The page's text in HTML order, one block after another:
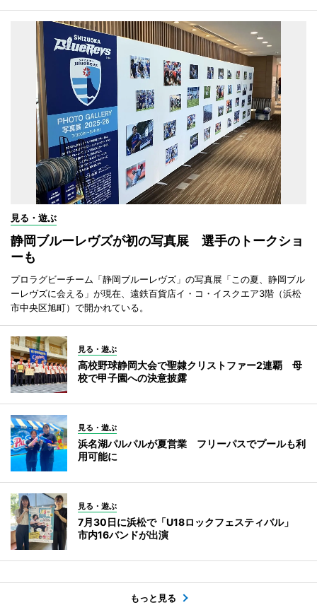
見る・遊ぶ
静岡ブルーレヴズが初の写真展 選手のトークショ
ーも
プロラグビーチーム「静岡ブルーレヴズ」の写真展「この夏、静岡ブル
ーレヴズに会える」が現在、遠鉄百貨店イ・コ・イスクエア3階（浜松
市中央区旭町）で開かれている。
見る・遊ぶ
高校野球静岡大会で聖隷クリストファー2連覇 母
校で甲子園への決意披露
見る・遊ぶ
浜名湖パルパルが夏営業 フリーパスでプールも利
用可能に
見る・遊ぶ
7月30日に浜松で「U18ロックフェスティバル」
市内16バンドが出演
もっと見る